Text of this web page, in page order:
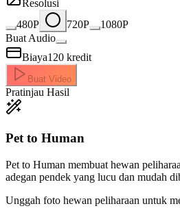
Resolusi
480P
720P
1080P
Buat Audio
Biaya120 kredit
Buat Video
Pratinjau Hasil
Pet to Human
Pet to Human membuat hewan
adegan pendek yang lucu dan mudah
Unggah foto hewan peliharaan untuk